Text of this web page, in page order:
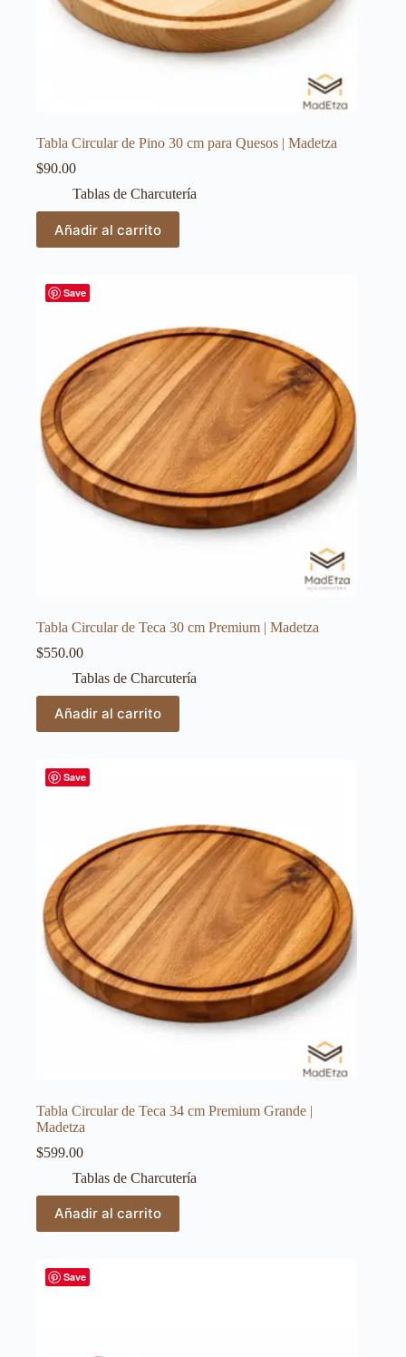
Tabla Circular de Pino 30 cm para Quesos | Madetza
$90.00
Tablas de Charcutería
Añadir al carrito
Save
Tabla Circular de Teca 30 cm Premium | Madetza
$550.00
Tablas de Charcutería
Añadir al carrito
Save
Tabla Circular de Teca 34 cm Premium Grande |
Madetza
$599.00
Tablas de Charcutería
Añadir al carrito
Save